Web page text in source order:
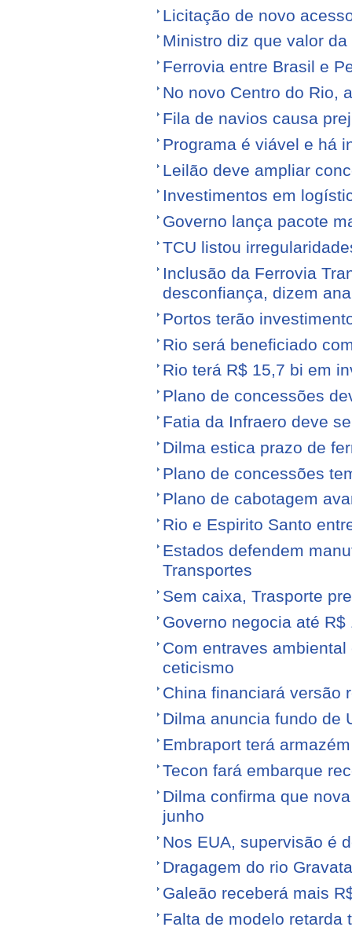
Licitação de novo
Ministro diz que valor
Ferrovia entre Brasil e
No novo Centro do Rio,
Fila de navios causa
Programa é viável e há
Leilão deve ampliar
Investimentos em
Governo lança pacote
TCU listou
Inclusão da Ferrovia
desconfiança, dizem
Portos terão
Rio será beneficiado
Rio terá R$ 15,7 bi em
Plano de concessões
Fatia da Infraero deve
Dilma estica prazo de
Plano de concessões
Plano de cabotagem
Rio e Espirito Santo
Estados defendem
Transportes
Sem caixa, Trasporte
Governo negocia até
Com entraves
ceticismo
China financiará versão
Dilma anuncia fundo de
Embraport terá
Tecon fará embarque
Dilma confirma que
junho
Nos EUA, supervisão é
Dragagem do rio
Galeão receberá mais
Falta de modelo retarda